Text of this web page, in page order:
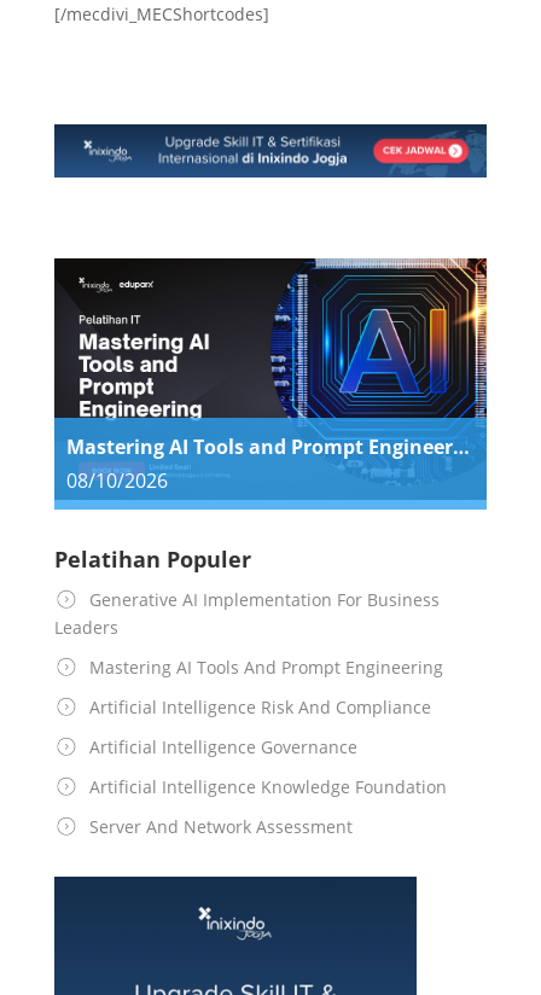
[/mecdivi_MECShortcodes]
Mastering AI Tools and Prompt Engineering
08/10/2026
Pelatihan Populer
Generative AI Implementation For Business
Leaders
Mastering AI Tools And Prompt Engineering
Artificial Intelligence Risk And Compliance
Artificial Intelligence Governance
Artificial Intelligence Knowledge Foundation
Server And Network Assessment